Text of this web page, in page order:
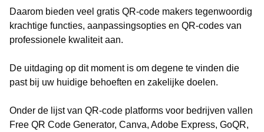
Daarom bieden veel gratis QR-code makers tegenwoordig
krachtige functies, aanpassingsopties en QR-codes van
professionele kwaliteit aan.
De uitdaging op dit moment is om degene te vinden die
past bij uw huidige behoeften en zakelijke doelen.
Onder de lijst van QR-code platforms voor bedrijven vallen
Free QR Code Generator, Canva, Adobe Express, GoQR,